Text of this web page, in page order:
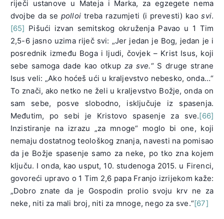
riječi ustanove u Mateja i Marka, za egzegete nema
dvojbe da se polloitreba razumjeti (i prevesti) kaosvi.
[65] Pišući izvan semitskog okruženja Pavao u 1 Tim
2,5-6 jasno uzima riječ svi: „Jer jedan je Bog, jedan je i
posrednik između Boga i ljudi, čovjek – Krist Isus, koji
sebe samoga dade kao otkup za sve.“ S druge strane
Isus veli: „Ako hoćeš ući u kraljevstvo nebesko, onda…“
To znači, ako netko ne želi u kraljevstvo Božje, onda on
sam sebe, posve slobodno, isključuje iz spasenja.
Međutim, po sebi je Kristovo spasenje za sve.[66]
Inzistiranje na izrazu „za mnoge“ moglo bi one, koji
nemaju dostatnog teološkog znanja, navesti na pomisao
da je Božje spasenje samo za neke, po tko zna kojem
ključu. I onda, kao usput, 10. studenoga 2015. u Firenci,
govoreći upravo o 1 Tim 2,6 papa Franjo izrijekom kaže:
„Dobro znate da je Gospodin prolio svoju krv ne za
neke, niti za mali broj, niti za mnoge, nego za sve.“[67]